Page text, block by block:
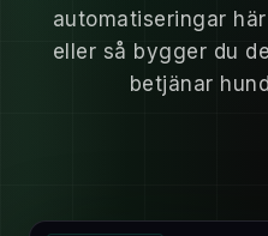
automatiseringar
eller så bygger du
betjänar